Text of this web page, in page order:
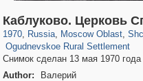
Каблуково. Церковь
1970, Russia
1,406,871 29,248
, Moscow Oblast
96,438 1,691
,
Ogudnevskoe Rural Settlement
62
Снимок сделан 13 мая 1970
Author:
Валерий